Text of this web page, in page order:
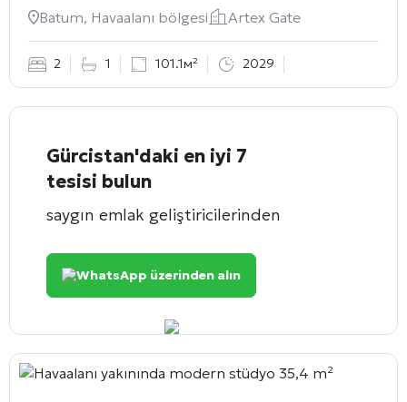
Batum, Havaalanı bölgesi
Artex Gate
2 1 101.1м² 2029
Gürcistan'daki en iyi 7
tesisi bulun
saygın emlak geliştiricilerinden
WhatsApp üzerinden alın